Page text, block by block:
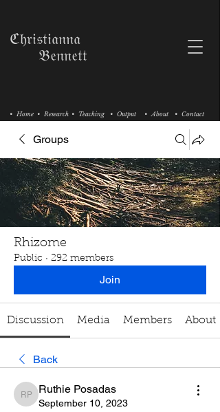
• Research • Teaching
• Home • Output • About • Contact
ℭ𝔥𝔯𝔦𝔰𝔱𝔦𝔞𝔫𝔫𝔞
𝔅𝔢𝔫𝔫𝔢𝔱𝔱
Groups
Rhizome
Public · 292 members
Join
Discussion Media Members About
Back
Ruthie Posadas
Ruthie Posadas
September 10, 2023